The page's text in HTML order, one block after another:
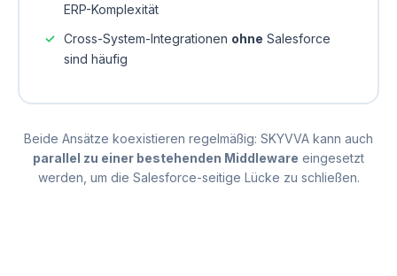
ERP-Komplexität
Cross-System-Integrationen ohne Salesforce
sind häufig
Beide Ansätze koexistieren regelmäßig: SKYVVA kann auch
parallel zu einer bestehenden Middleware eingesetzt
werden, um die Salesforce-seitige Lücke zu schließen.